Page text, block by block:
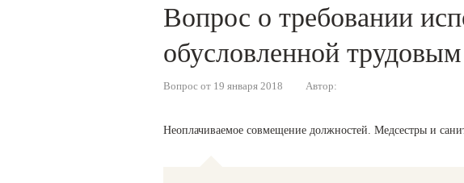
Вопрос о требовании
обусловленной
Вопрос от 19 января 2018 Автор:
Неоплачиваемое совмещение должностей. Медсестры и